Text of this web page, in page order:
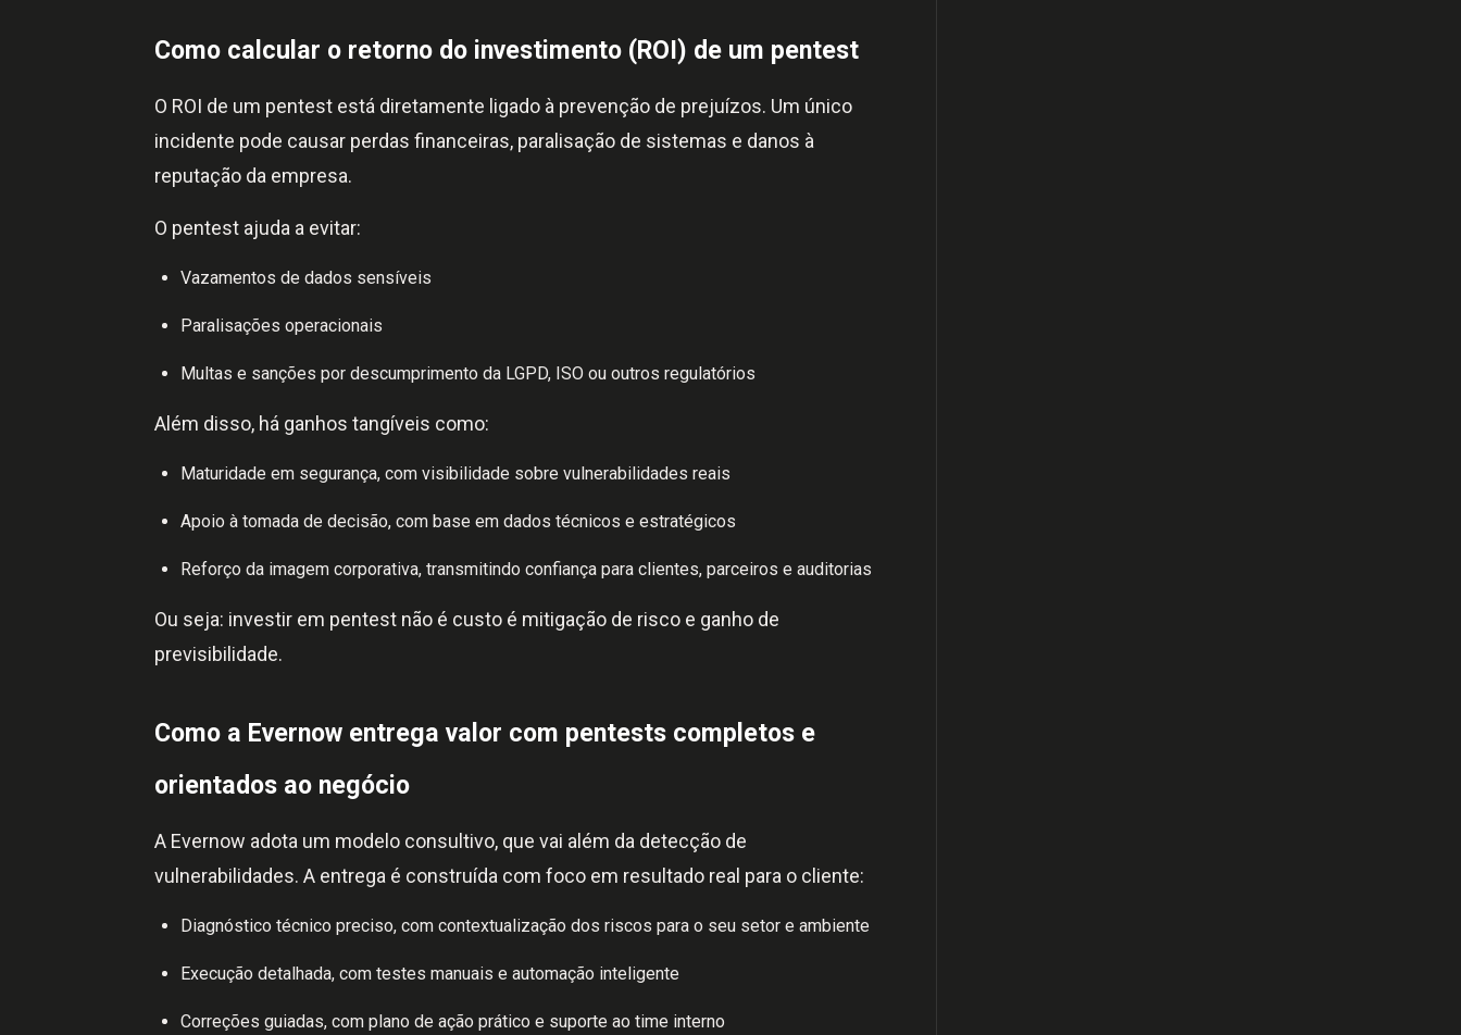
Como calcular o retorno do investimento (ROI) de um pentest
O ROI de um pentest está diretamente ligado à prevenção de prejuízos. Um único
incidente pode causar perdas financeiras, paralisação de sistemas e danos à
reputação da empresa.
O pentest ajuda a evitar:
Vazamentos de dados sensíveis
Paralisações operacionais
Multas e sanções por descumprimento da LGPD, ISO ou outros regulatórios
Além disso, há ganhos tangíveis como:
Maturidade em segurança, com visibilidade sobre vulnerabilidades reais
Apoio à tomada de decisão, com base em dados técnicos e estratégicos
Reforço da imagem corporativa, transmitindo confiança para clientes, parceiros e auditorias
Ou seja: investir em pentest não é custo é mitigação de risco e ganho de
previsibilidade.
Como a Evernow entrega valor com pentests completos e
orientados ao negócio
A Evernow adota um modelo consultivo, que vai além da detecção de
vulnerabilidades. A entrega é construída com foco em resultado real para o cliente:
Diagnóstico técnico preciso, com contextualização dos riscos para o seu setor e ambiente
Execução detalhada, com testes manuais e automação inteligente
Correções guiadas, com plano de ação prático e suporte ao time interno